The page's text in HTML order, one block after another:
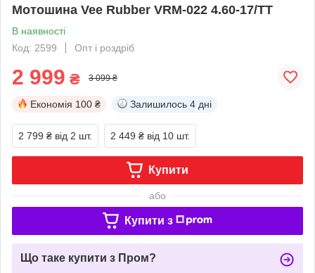
Мотошина Vee Rubber VRM-022 4.60-17/TT
В наявності
Код: 2599
Опт і роздріб
2 999 ₴ 3 099 ₴
Економія 100 ₴ Залишилось 4 дні
2 799 ₴ від 2 шт. 2 449 ₴ від 10 шт.
Купити
або
Купити з
Що таке купити з Пром?